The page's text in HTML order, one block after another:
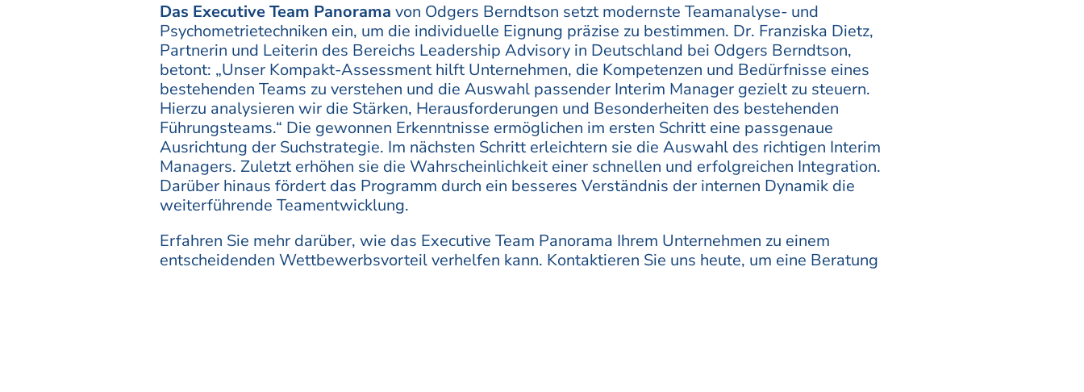
Das Executive Team Panorama von Odgers Berndtson setzt modernste Teamanalyse- und
Psychometrietechniken ein, um die individuelle Eignung präzise zu bestimmen. Dr. Franziska Dietz,
Partnerin und Leiterin des Bereichs Leadership Advisory in Deutschland bei Odgers Berndtson,
betont: „Unser Kompakt-Assessment hilft Unternehmen, die Kompetenzen und Bedürfnisse eines
bestehenden Teams zu verstehen und die Auswahl passender Interim Manager gezielt zu steuern.
Hierzu analysieren wir die Stärken, Herausforderungen und Besonderheiten des bestehenden
Führungsteams.“ Die gewonnen Erkenntnisse ermöglichen im ersten Schritt eine passgenaue
Ausrichtung der Suchstrategie. Im nächsten Schritt erleichtern sie die Auswahl des richtigen Interim
Managers. Zuletzt erhöhen sie die Wahrscheinlichkeit einer schnellen und erfolgreichen Integration.
Darüber hinaus fördert das Programm durch ein besseres Verständnis der internen Dynamik die
weiterführende Teamentwicklung.
Erfahren Sie mehr darüber, wie das Executive Team Panorama Ihrem Unternehmen zu einem
entscheidenden Wettbewerbsvorteil verhelfen kann. Kontaktieren Sie uns heute, um eine Beratung